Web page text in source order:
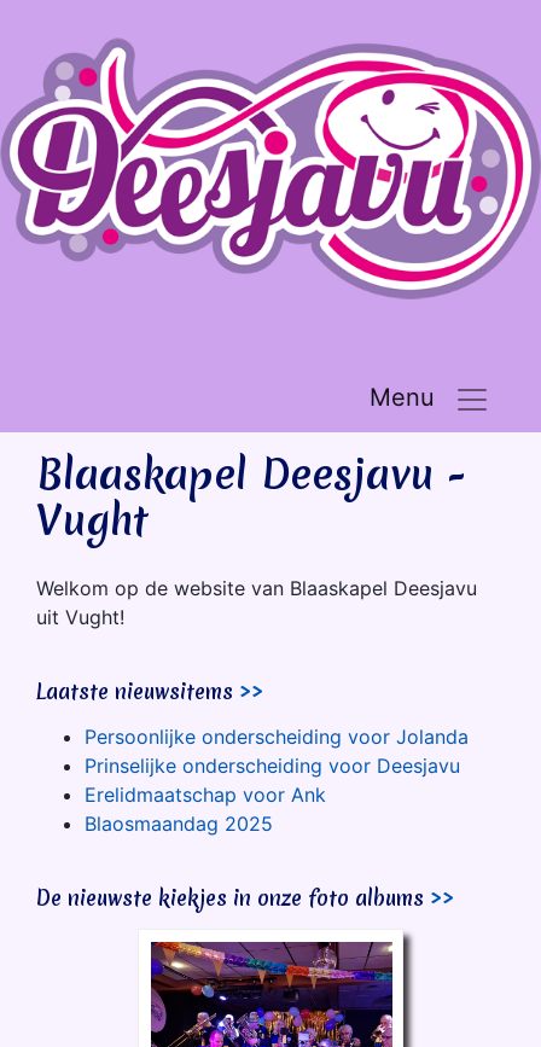
Menu
Blaaskapel Deesjavu -
Vught
Welkom op de website van Blaaskapel Deesjavu
uit Vught!
Laatste nieuwsitems >>
Persoonlijke onderscheiding voor Jolanda
Prinselijke onderscheiding voor Deesjavu
Erelidmaatschap voor Ank
Blaosmaandag 2025
De nieuwste kiekjes in onze foto albums >>